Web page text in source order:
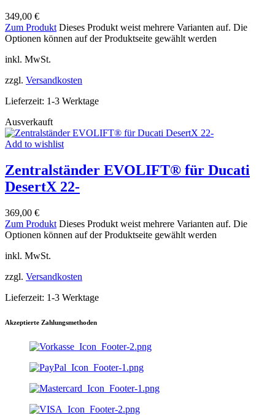
349,00 €
Zum Produkt Dieses Produkt weist mehrere Varianten auf. Die
Optionen können auf der Produktseite gewählt werden
inkl. MwSt.
zzgl. Versandkosten
Lieferzeit: 1-3 Werktage
Ausverkauft
Add to wishlist
Zentralständer EVOLIFT® für Ducati
DesertX 22-
369,00 €
Zum Produkt Dieses Produkt weist mehrere Varianten auf. Die
Optionen können auf der Produktseite gewählt werden
inkl. MwSt.
zzgl. Versandkosten
Lieferzeit: 1-3 Werktage
Akzeptierte Zahlungsmethoden